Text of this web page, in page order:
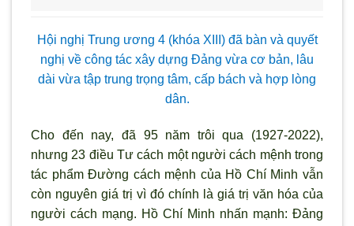
Hội nghị Trung ương 4 (khóa XIII) đã bàn và quyết
nghị về công tác xây dựng Đảng vừa cơ bản, lâu
dài vừa tập trung trọng tâm, cấp bách và hợp lòng
dân.
Cho đến nay, đã 95 năm trôi qua (1927-2022),
nhưng 23 điều Tư cách một người cách mệnh trong
tác phẩm Đường cách mệnh của Hồ Chí Minh vẫn
còn nguyên giá trị vì đó chính là giá trị văn hóa của
người cách mạng. Hồ Chí Minh nhấn mạnh: Đảng